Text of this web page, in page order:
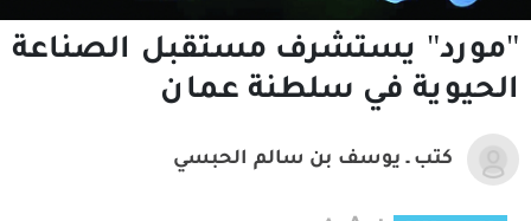
"مورد" يستشرف مستقبل الصناعة
الحيوية في سلطنة عمان
كتب ـ يوسف بن سالم الحبسي